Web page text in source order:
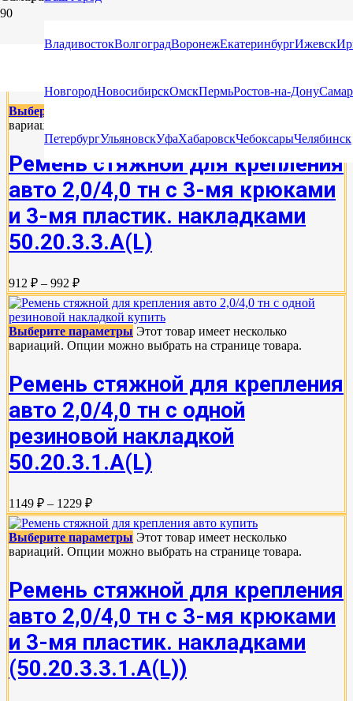
ВладивостокВолгоградВоронежЕкатеринбургИжевск
НовгородНовосибирскОмскПермьРостов-на-Дону
ПетербургУльяновскУфаХабаровскЧебоксарыЧелябинск
СТЯЖНЫЕ РЕМНИ ДЛЯ КРЕПЛЕНИЯ
Выберите параметры
вариаций. Опции можно выбрать на странице товара.
Ремень стяжной для крепления
авто 2,0/4,0 тн с 3-мя крюками
и 3-мя пластик. накладками
50.20.3.3.А(L)
912 ₽ – 992 ₽
Выберите параметры Этот товар имеет несколько
вариаций. Опции можно выбрать на странице товара.
Ремень стяжной для крепления
авто 2,0/4,0 тн с одной
резиновой накладкой
50.20.3.1.А(L)
1149 ₽ – 1229 ₽
Выберите параметры Этот товар имеет несколько
вариаций. Опции можно выбрать на странице товара.
Ремень стяжной для крепления
авто 2,0/4,0 тн с 3-мя крюками
и 3-мя пластик. накладками
(50.20.3.3.1.А(L))